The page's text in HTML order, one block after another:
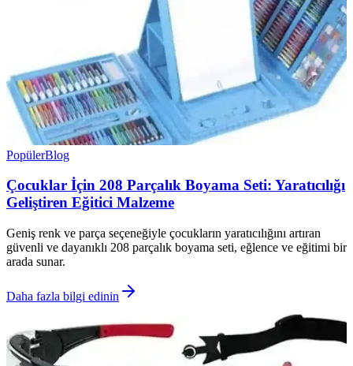
PopülerBlog
Çocuklar İçin 208 Parçalık Boyama Seti: Yaratıcılığı
Geliştiren Eğitici Malzeme
Geniş renk ve parça seçeneğiyle çocukların yaratıcılığını artıran
güvenli ve dayanıklı 208 parçalık boyama seti, eğlence ve eğitimi bir
arada sunar.
Daha fazla bilgi edinin